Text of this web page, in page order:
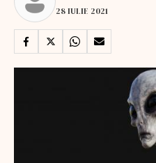
28 IULIE 2021